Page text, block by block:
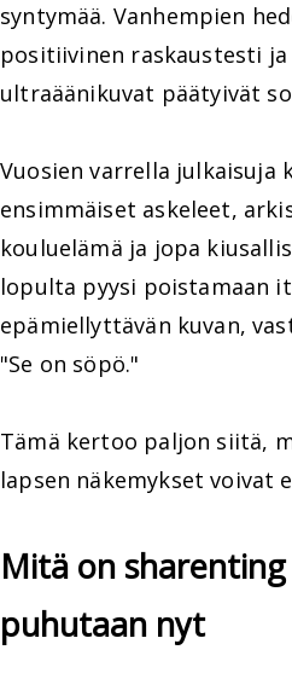
syntymää. Vanhempien
positiivinen raskaustesti
ultraäänikuvat päätyivät
Vuosien varrella julkaisuja
ensimmäiset askeleet,
kouluelämä ja jopa
lopulta pyysi poistamaan
epämiellyttävän kuvan,
"Se on söpö."
Tämä kertoo paljon siitä,
lapsen näkemykset voivat
Mitä on
puhutaan nyt